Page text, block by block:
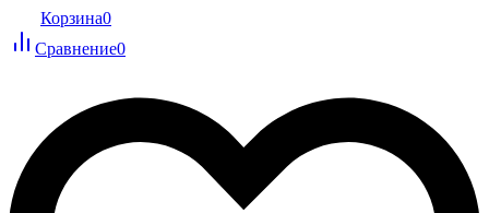
Корзина0
Сравнение0